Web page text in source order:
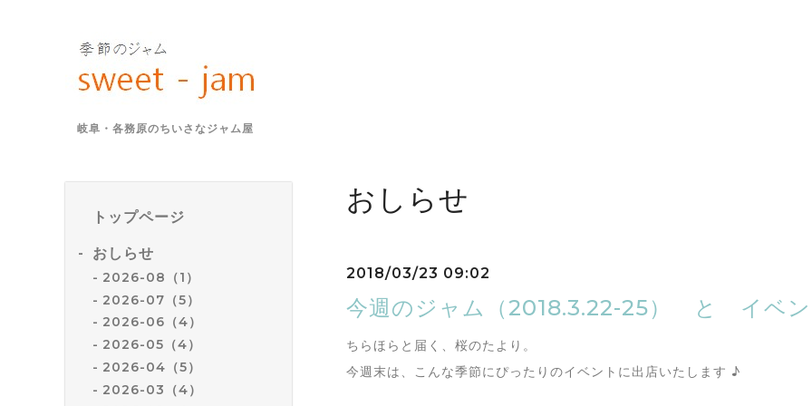
岐阜・各務原のちいさなジャム屋
トップページ
おしらせ
2026-08（1）
2026-07（5）
2026-06（4）
2026-05（4）
2026-04（5）
2026-03（4）
おしらせ
2018/03/23 09:02
今週のジャム（2018.3.22-25） と イベン
ちらほらと届く、桜のたより。
今週末は、こんな季節にぴったりのイベントに出店いたします ♪